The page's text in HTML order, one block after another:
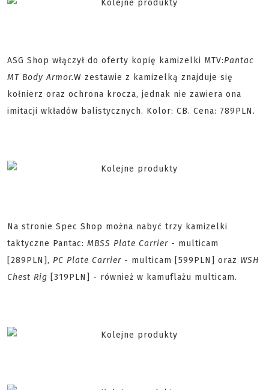
ASG Shop włączył do oferty kopię kamizelki MTV:Pantac
MT Body Armor.W zestawie z kamizelką znajduje się
kołnierz oraz ochrona krocza, jednak nie zawiera ona
imitacji wkładów balistycznych. Kolor: CB. Cena: 789PLN.
Na stronie Spec Shop można nabyć trzy kamizelki
taktyczne Pantac: MBSS Plate Carrier - multicam
[289PLN], PC Plate Carrier - multicam [599PLN] oraz WSH
Chest Rig [319PLN] - również w kamuflażu multicam.